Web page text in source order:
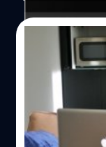
15/07/2015
กระทู้เฮฮา
และสิ่งที่ต้อ
วันนี้มีกระทู้ที่น่
Nanttylove เข้า